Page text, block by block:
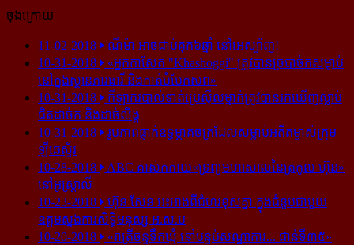
ចុងក្រោយ
11-02-2018
ណីម៉ា អាច​ជាប់​គុក​៦ឆ្នាំ នៅ​អេស្ប៉ាញ!
10-31-2018
«អ្នក​កាសែត "Khashoggi" ត្រូវ​បាន​ច្របាច់ក​សម្លាប់​
នៅ​ក្នុង​ស្ថាន​ភារធារី និង​កាត់​បំបែក​សព»
10-31-2018
កីឡាករ​បាល់ទាត់​ប្រេស៊ីល​ម្នាក់​ត្រូវ​បាន​រក​ឃើញ​ស្លាប់​
ជិត​ដាច់ក និង​ដាច់​លិង្គ
10-31-2018
រូបភាព​ធ្លាក់​ឧទ្ធម្ភាគចក្រ​ដែល​សម្លាប់​អតីត​ម្ចាស់​ក្រុម​
ឡីឆេស្ទ័រ
10-28-2018
ABC គាស់​កកាយ​«ទ្រព្យមហាសាល​នៃ​ត្រកូល ហ៊ុន»​
នៅ​អូស្ត្រាលី
10-23-2018
ហ៊ុន សែន អះអាង​ពី​ជំហរ​ខុស​គ្នា ក្នុង​ជំនួប​ជាមួយ​
ឧត្តម​ស្នងការ​សិទ្ធិ​មនុស្ស អ.ស.ប
10-20-2018
«រាត្រីចន្ទទឹកឃ្មុំ នៅបន្ទប់សណ្ឋាគារ... ជាន់ទី៣៥»